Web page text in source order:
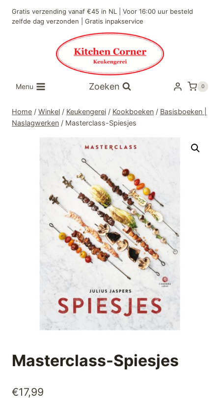
naar
Gratis verzending vanaf €45 in NL | Voor 16:00 uur besteld
zelfde dag verzonden | Gratis inpakservice
Menu Zoeken 0
Home / Winkel / Keukengerei / Kookboeken / Basisboeken |
Naslagwerken / Masterclass-Spiesjes
Masterclass-Spiesjes
€17,99